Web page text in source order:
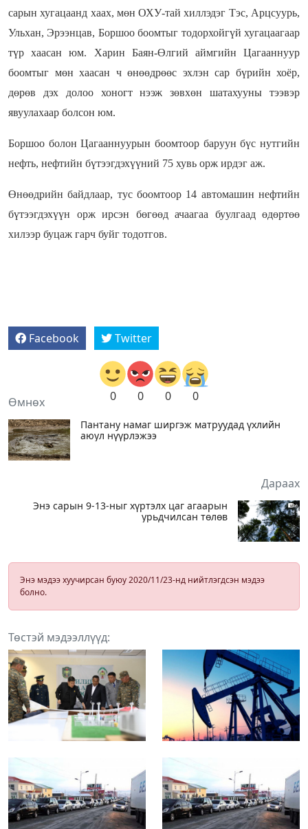
сарын хугацаанд хаах, мөн ОХУ-тай хиллэдэг Тэс, Арцсуурь,
Ульхан, Эрээнцав, Боршоо боомтыг тодорхойгүй хугацаагаар
түр хаасан юм. Харин Баян-Өлгий аймгийн Цагааннуур
боомтыг мөн хаасан ч өнөөдрөөс эхлэн сар бүрийн хоёр,
дөрөв дэх долоо хоногт нээж зөвхөн шатахууны тээвэр
явуулахаар болсон юм.
Боршоо болон Цагааннуурын боомтоор баруун бүс нутгийн
нефть, нефтийн бүтээгдэхүүний 75 хувь орж ирдэг аж.
Өнөөдрийн байдлаар, тус боомтоор 14 автомашин нефтийн
бүтээгдэхүүн орж ирсэн бөгөөд ачаагаа буулгаад өдөртөө
хилээр буцаж гарч буйг тодотгов.
Facebook Twitter
0 0 0 0
Өмнөх
Пантану намаг ширгэж матруудад үхлийн
аюул нүүрлэжээ
Дараах
Энэ сарын 9-13-ныг хүртэлх цаг агаарын
урьдчилсан төлөв
Энэ мэдээ хуучирсан буюу 2020/11/23-нд нийтлэгдсэн мэдээ
болно.
Төстэй мэдээллүүд: